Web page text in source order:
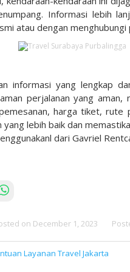
Informasi lebih
atau dengan menghubungi
informasi yang lengkap
perjalanan yang
harga tiket, rute
lebih baik dan
dari Gavriel
on December 1, 2023
Layanan Travel Jakarta